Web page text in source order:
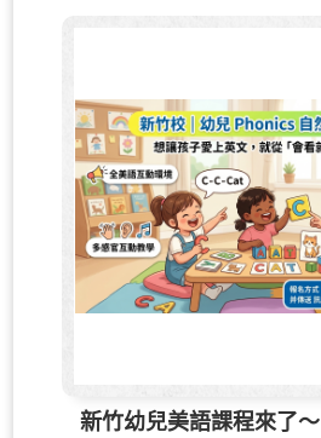
新竹幼兒美語課程來了～